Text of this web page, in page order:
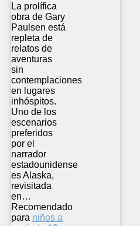
La prolífica
obra de Gary
Paulsen está
repleta de
relatos de
aventuras
sin
contemplaciones
en lugares
inhóspitos.
Uno de los
escenarios
preferidos
por el
narrador
estadounidense
es Alaska,
revisitada
en…
Recomendado
para niños a